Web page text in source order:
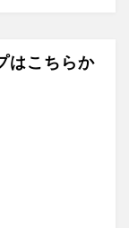
はこちらか